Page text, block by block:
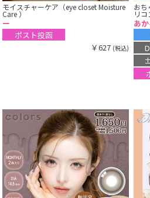
モイスチャーケア（eye closet Moisture
Care ）
ー
ポスト投函
￥627 (税込)
おち
リコ
あ